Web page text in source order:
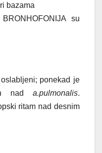
bazama
su
ponekad je
nad a.pulmonalis.
ritam nad desnim